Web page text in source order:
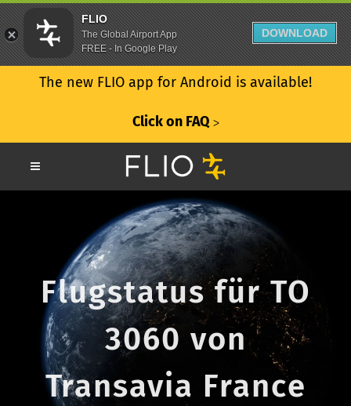
The new FLIO app for Android is available!
Click on FAQ ᐳ
Flugstatus für TO
3060 von
Transavia France
FLIO
The Global Airport App
FREE - In Google Play
DOWNLOAD